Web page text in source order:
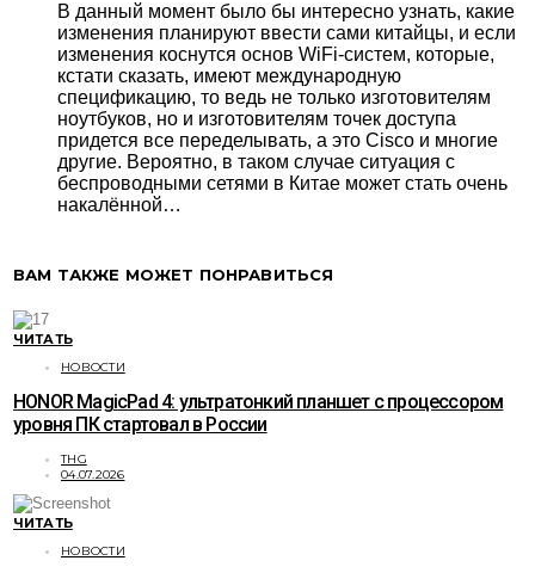
В данный момент было бы интересно узнать, какие
изменения планируют ввести сами китайцы, и если
изменения коснутся основ WiFi-систем, которые,
кстати сказать, имеют международную
спецификацию, то ведь не только изготовителям
ноутбуков, но и изготовителям точек доступа
придется все переделывать, а это Cisco и многие
другие. Вероятно, в таком случае ситуация с
беспроводными сетями в Китае может стать очень
накалённой…
ВАМ ТАКЖЕ МОЖЕТ ПОНРАВИТЬСЯ
ЧИТАТЬ
НОВОСТИ
HONOR MagicPad 4: ультратонкий планшет с процессором
уровня ПК стартовал в России
THG
04.07.2026
ЧИТАТЬ
НОВОСТИ